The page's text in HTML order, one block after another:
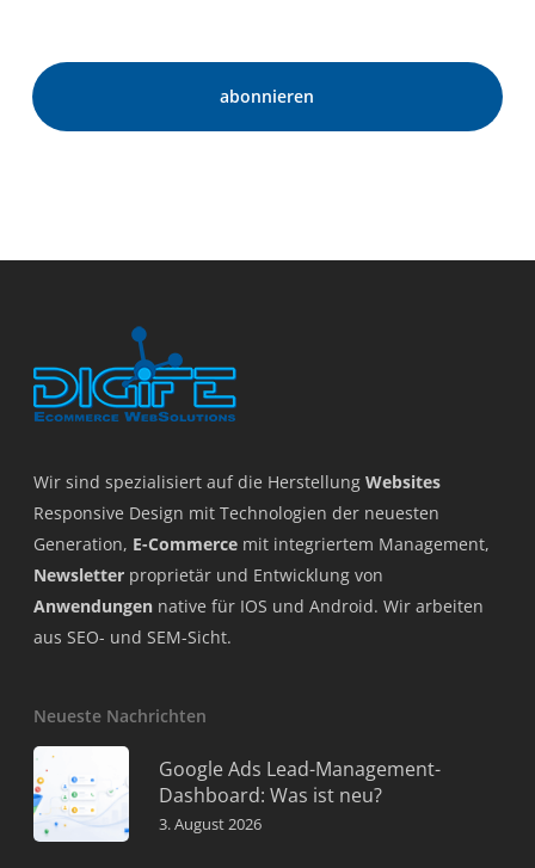
Wir sind spezialisiert auf die Herstellung Websites
Responsive Design mit Technologien der neuesten
Generation, E-Commerce mit integriertem Management,
Newsletter proprietär und Entwicklung von
Anwendungen native für IOS und Android. Wir arbeiten
aus SEO- und SEM-Sicht.
Neueste Nachrichten
Google Ads Lead-Management-
Dashboard: Was ist neu?
3. August 2026